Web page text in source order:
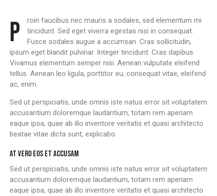
Proin faucibus nec mauris a sodales, sed elementum mi
tincidunt. Sed eget viverra egestas nisi in consequat.
Fusce sodales augue a accumsan. Cras sollicitudin,
ipsum eget blandit pulvinar. Integer tincidunt. Cras dapibus.
Vivamus elementum semper nisi. Aenean vulputate eleifend
tellus. Aenean leo ligula, porttitor eu, consequat vitae, eleifend
ac, enim.
Sed ut perspiciatis, unde omnis iste natus error sit voluptatem
accusantium doloremque laudantium, totam rem aperiam
eaque ipsa, quae ab illo inventore veritatis et quasi architecto
beatae vitae dicta sunt, explicabo.
AT VERO EOS ET ACCUSAM
Sed ut perspiciatis, unde omnis iste natus error sit voluptatem
accusantium doloremque laudantium, totam rem aperiam
eaque ipsa, quae ab illo inventore veritatis et quasi architecto